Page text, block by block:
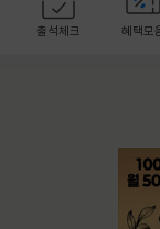
출석체크 혜택모